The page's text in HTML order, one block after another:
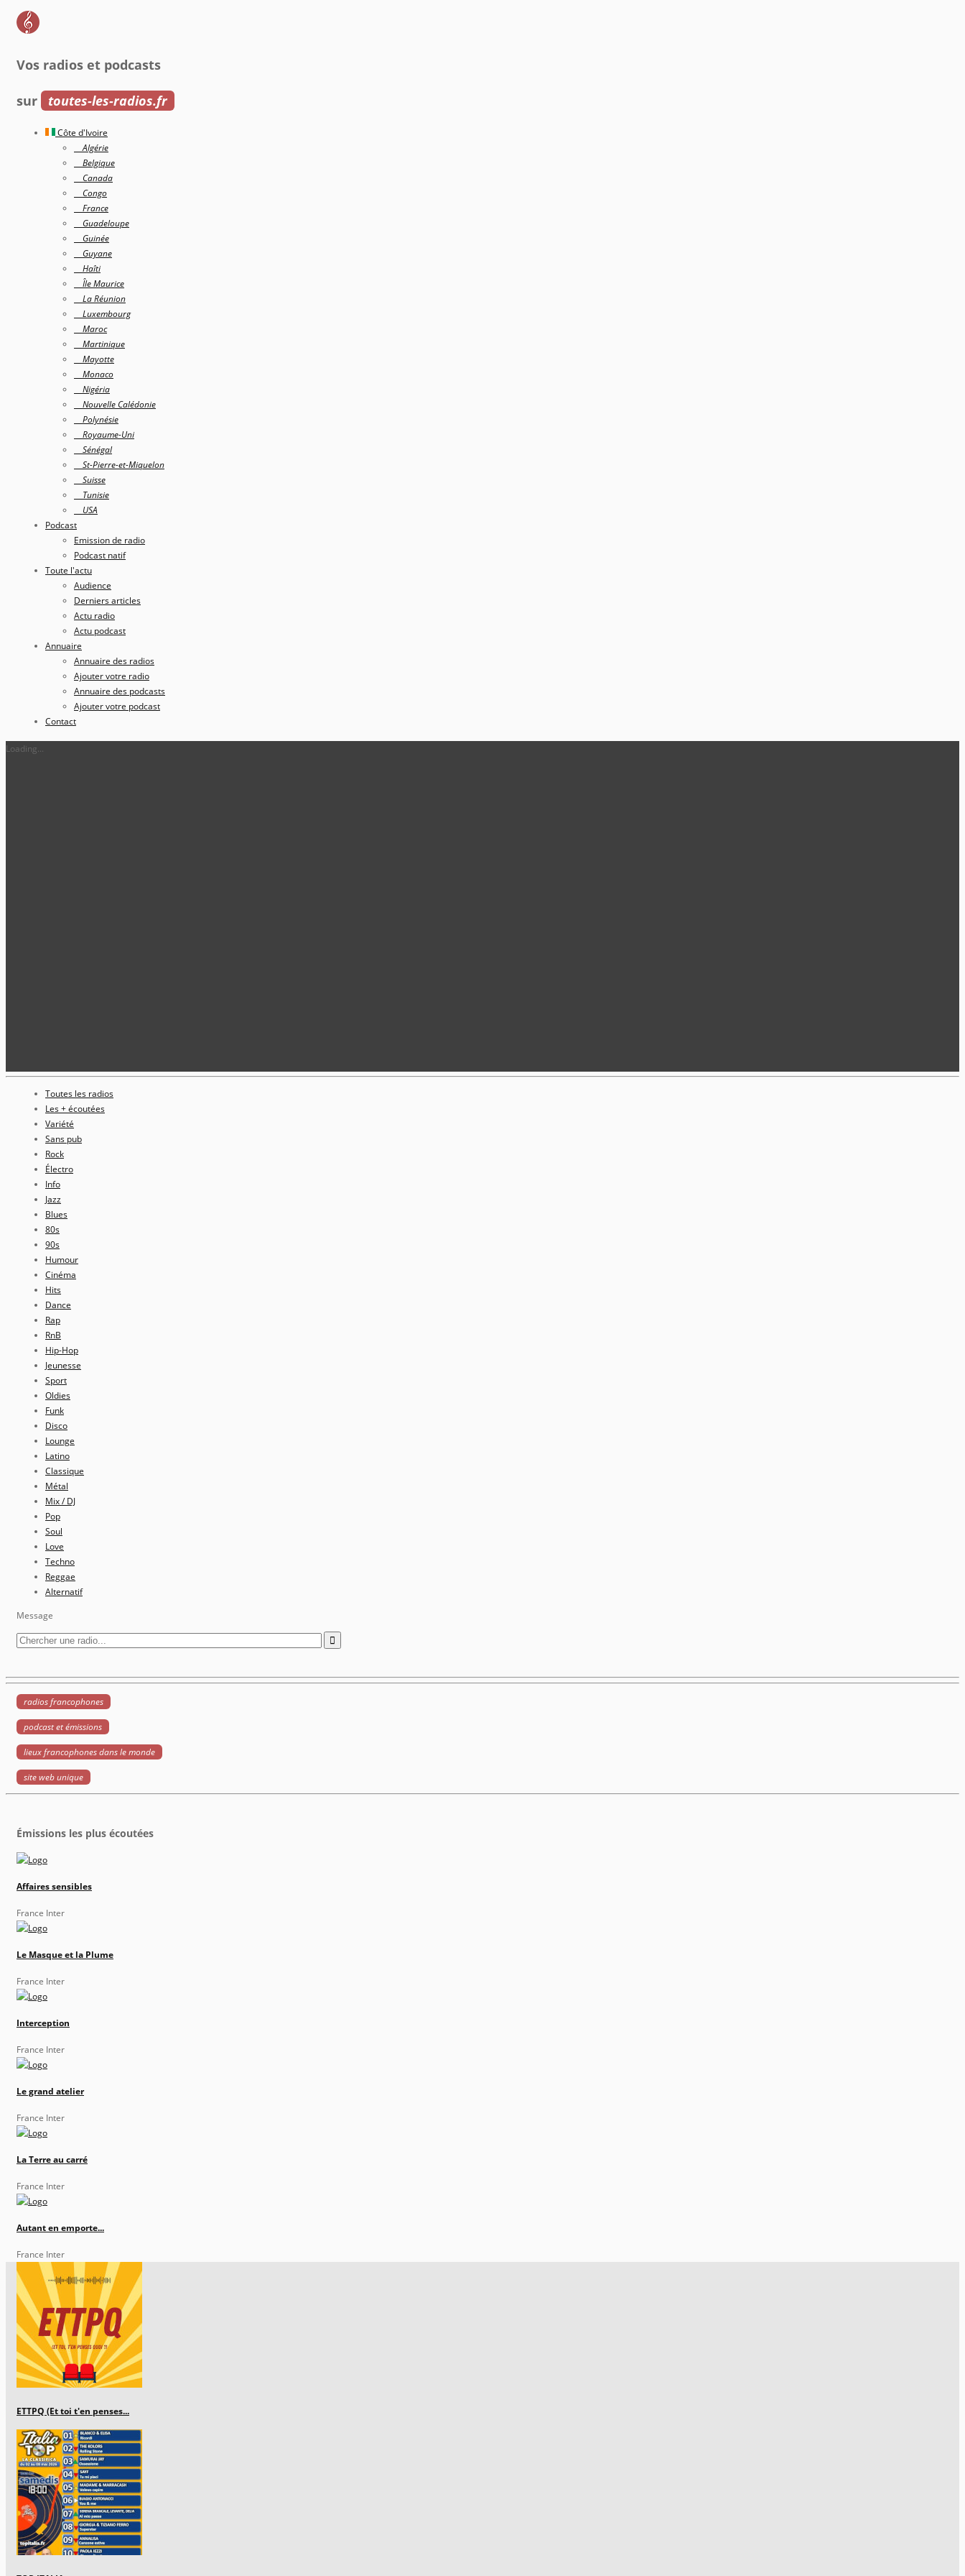
Vos radios et podcasts
sur toutes-les-radios.fr
Côte d'Ivoire
Algérie
Belgique
Canada
Congo
France
Guadeloupe
Guinée
Guyane
Haîti
Île Maurice
La Réunion
Luxembourg
Maroc
Martinique
Mayotte
Monaco
Nigéria
Nouvelle Calédonie
Polynésie
Royaume-Uni
Sénégal
St-Pierre-et-Miquelon
Suisse
Tunisie
USA
Podcast
Emission de radio
Podcast natif
Toute l'actu
Audience
Derniers articles
Actu radio
Actu podcast
Annuaire
Annuaire des radios
Ajouter votre radio
Annuaire des podcasts
Ajouter votre podcast
Contact
Loading...
Toutes les radios
Les + écoutées
Variété
Sans pub
Rock
Électro
Info
Jazz
Blues
80s
90s
Humour
Cinéma
Hits
Dance
Rap
RnB
Hip-Hop
Jeunesse
Sport
Oldies
Funk
Disco
Lounge
Latino
Classique
Métal
Mix / DJ
Pop
Soul
Love
Techno
Reggae
Alternatif
Message
radios francophones
podcast et émissions
lieux francophones dans le monde
site web unique
Émissions les plus écoutées
Affaires sensibles
France Inter
Le Masque et la Plume
France Inter
Interception
France Inter
Le grand atelier
France Inter
La Terre au carré
France Inter
Autant en emporte...
France Inter
ETTPQ (Et toi t'en penses...